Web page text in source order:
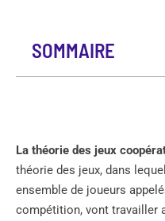
SOMMAIRE
La théorie des jeux
théorie des jeux, dans
ensemble de joueurs
compétition, vont travailler